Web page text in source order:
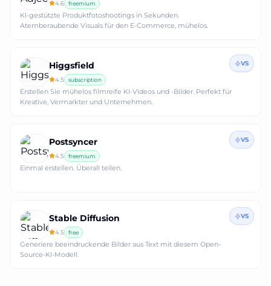
4.6 freemium
KI-gestützte Produktfotoshootings in Sekunden.
Atemberaubende Visuals für den E-Commerce, mühelos.
Higgsfield
4.5 subscription
Erstellen Sie mühelos filmreife KI-Videos und -Bilder. Perfekt für
Kreative, Vermarkter und Unternehmen.
VS
Postsyncer
4.5 freemium
Einmal erstellen. Überall teilen.
VS
Stable Diffusion
4.5 free
Generiere beeindruckende Bilder aus Text mit diesem Open-
Source-KI-Modell.
VS